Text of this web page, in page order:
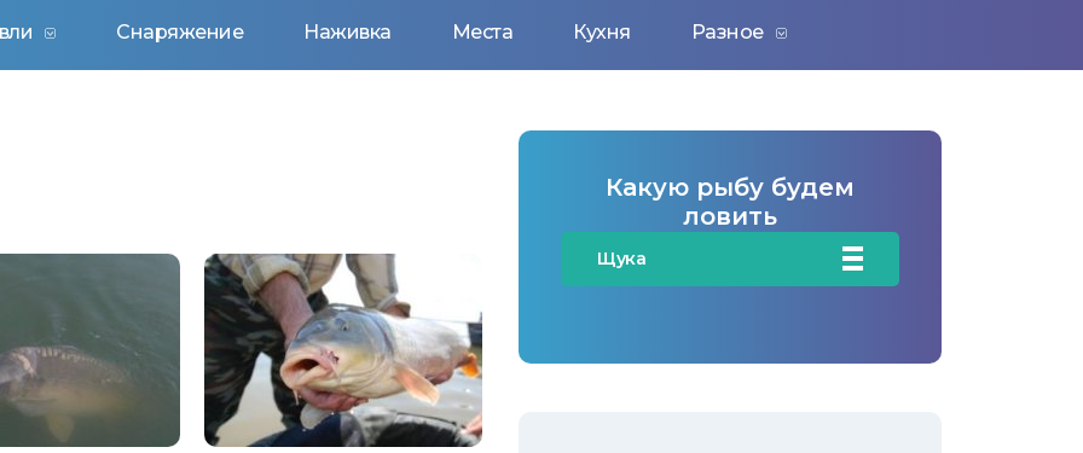
Снаряжение Наживка Места Кухня Разное
Какую рыбу будем
ловить
Щука
Карп/Сазан